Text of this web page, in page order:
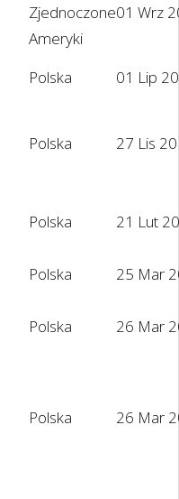
Zjednoczone
Ameryki
01 Wrz
Polska 01 Lip
Polska 27 Lis
Polska 21 Lut
Polska 25 Mar
Polska 26 Mar
Polska 26 Mar